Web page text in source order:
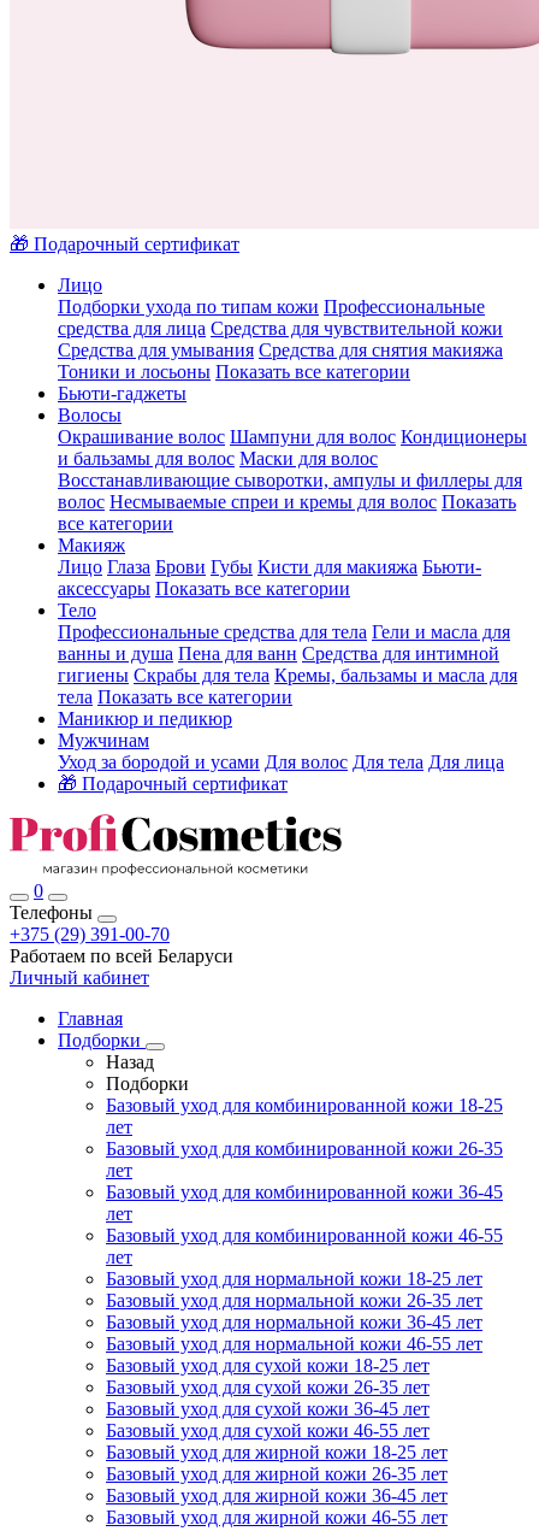
🎁 Подарочный сертификат
Лицо
Подборки ухода по типам кожи Профессиональные
средства для лица Средства для чувствительной кожи
Средства для умывания Средства для снятия макияжа
Тоники и лосьоны Показать все категории
Бьюти-гаджеты
Волосы
Окрашивание волос Шампуни для волос Кондиционеры
и бальзамы для волос Маски для волос
Восстанавливающие сыворотки, ампулы и филлеры для
волос Несмываемые спреи и кремы для волос Показать
все категории
Макияж
Лицо Глаза Брови Губы Кисти для макияжа Бьюти-
аксессуары Показать все категории
Тело
Профессиональные средства для тела Гели и масла для
ванны и душа Пена для ванн Средства для интимной
гигиены Скрабы для тела Кремы, бальзамы и масла для
тела Показать все категории
Маникюр и педикюр
Мужчинам
Уход за бородой и усами Для волос Для тела Для лица
🎁 Подарочный сертификат
0
Телефоны
+375 (29) 391-00-70
Работаем по всей Беларуси
Личный кабинет
Главная
Подборки
Назад
Подборки
Базовый уход для комбинированной кожи 18-25
лет
Базовый уход для комбинированной кожи 26-35
лет
Базовый уход для комбинированной кожи 36-45
лет
Базовый уход для комбинированной кожи 46-55
лет
Базовый уход для нормальной кожи 18-25 лет
Базовый уход для нормальной кожи 26-35 лет
Базовый уход для нормальной кожи 36-45 лет
Базовый уход для нормальной кожи 46-55 лет
Базовый уход для сухой кожи 18-25 лет
Базовый уход для сухой кожи 26-35 лет
Базовый уход для сухой кожи 36-45 лет
Базовый уход для сухой кожи 46-55 лет
Базовый уход для жирной кожи 18-25 лет
Базовый уход для жирной кожи 26-35 лет
Базовый уход для жирной кожи 36-45 лет
Базовый уход для жирной кожи 46-55 лет